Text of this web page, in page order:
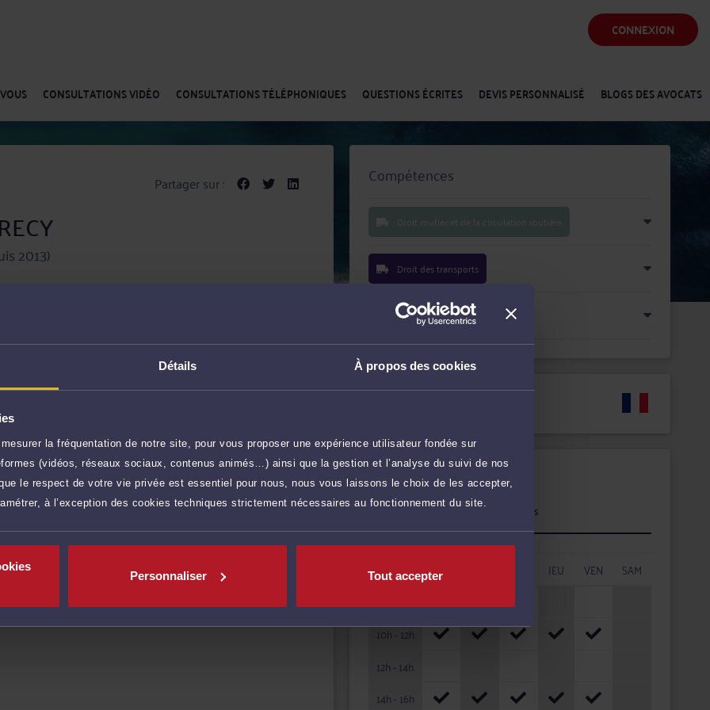
Détails À propos des cookies
la fréquentation de notre site, pour vous proposer une expérience utilisateur fondée sur
(vidéos, réseaux sociaux, contenus animés…) ainsi que la gestion et l’analyse du suivi de nos
le respect de votre vie privée est essentiel pour nous, nous vous laissons le choix de les accepter,
à l’exception des cookies techniques strictement nécessaires au fonctionnement du site.
Personnaliser Tout accepter
CONNEXION
CONSULTATIONS VIDÉO CONSULTATIONS TÉLÉPHONIQUES QUESTIONS ÉCRITES DEVIS PERSONNALISÉ BLOGS DES AVOCATS
Partager sur :
2013)
de stupéfiants, invalidation de votre permis ...)
Judiciaires (Tribunal de Police, CRPC,
cabinet sont vivement recommandés :
plus
300 € TTC Prendre RDV
0 €TTC Poser une question
Compétences
Droit des transports
Droit pénal
Disponibilités
Rendez-vous
HORAIRES LUN JEU VEN
SAM
08h - 10h
10h - 12h
12h - 14h
14h - 16h